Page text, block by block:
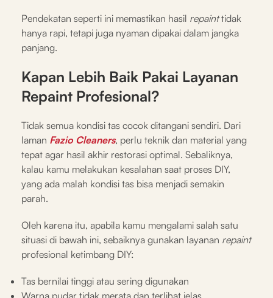
Pendekatan seperti ini memastikan hasil repainttidak
hanya rapi, tetapi juga nyaman dipakai dalam jangka
panjang.
Kapan Lebih Baik Pakai Layanan
Repaint Profesional?
Tidak semua kondisi tas cocok ditangani sendiri. Dari
laman Fazio Cleaners, perlu teknik dan material yang
tepat agar hasil akhir restorasi optimal. Sebaliknya,
kalau kamu melakukan kesalahan saat proses DIY,
yang ada malah kondisi tas bisa menjadi semakin
parah.
Oleh karena itu, apabila kamu mengalami salah satu
situasi di bawah ini, sebaiknya gunakan layanan repaint
profesional ketimbang DIY:
Tas bernilai tinggi atau sering digunakan
Warna pudar tidak merata dan terlihat jelas